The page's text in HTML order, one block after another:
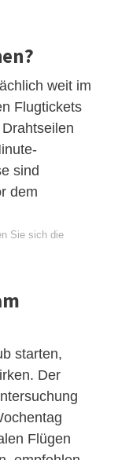
weit im
Flugtickets
sind
dem
Sie sich die
starten,
Der
Flügen